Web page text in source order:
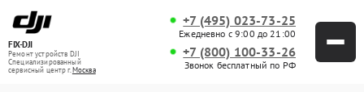
FIX-DJI
Ремонт устройств DJI
Специализированный
cервисный центр г.Москва
+7 (495) 023-73-25
Ежедневно с 9:00 до 21:00
+7 (800) 100-33-26
Звонок бесплатный по РФ